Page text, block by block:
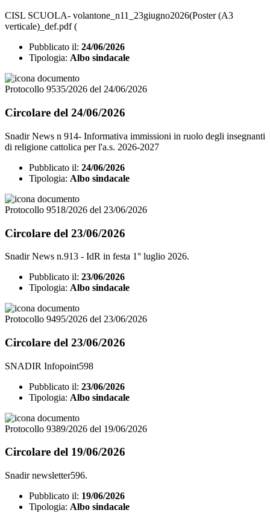
CISL SCUOLA- volantone_n11_23giugno2026(Poster (A3
verticale)_def.pdf (
Pubblicato il: 24/06/2026
Tipologia: Albo sindacale
Protocollo 9535/2026 del 24/06/2026
Circolare del 24/06/2026
Snadir News n 914- Informativa immissioni in ruolo degli insegnanti
di religione cattolica per l'a.s. 2026-2027
Pubblicato il: 24/06/2026
Tipologia: Albo sindacale
Protocollo 9518/2026 del 23/06/2026
Circolare del 23/06/2026
Snadir News n.913 - IdR in festa 1° luglio 2026.
Pubblicato il: 23/06/2026
Tipologia: Albo sindacale
Protocollo 9495/2026 del 23/06/2026
Circolare del 23/06/2026
SNADIR Infopoint598
Pubblicato il: 23/06/2026
Tipologia: Albo sindacale
Protocollo 9389/2026 del 19/06/2026
Circolare del 19/06/2026
Snadir newsletter596.
Pubblicato il: 19/06/2026
Tipologia: Albo sindacale